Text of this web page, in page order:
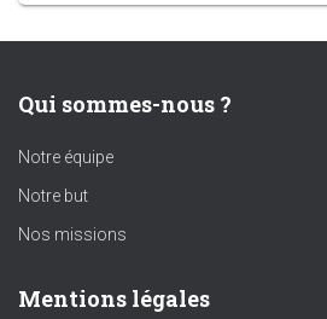
Qui sommes-nous ?
Notre équipe
Notre but
Nos missions
Mentions légales